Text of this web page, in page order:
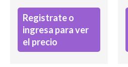
Registrate o
ingresa para ver
el precio
Ingresar